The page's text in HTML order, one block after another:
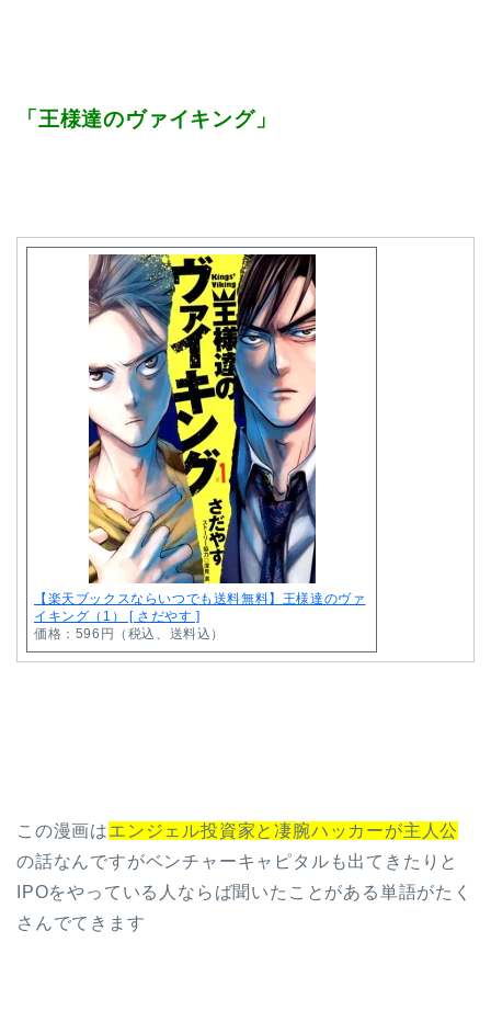
「王様達のヴァイキング」
【楽天ブックスならいつでも送料無料】王様達のヴァ
イキング（1） [ さだやす ]
価格：596円（税込、送料込）
この漫画はエンジェル投資家と凄腕ハッカーが主人公
の話なんですがベンチャーキャピタルも出てきたりと
IPOをやっている人ならば聞いたことがある単語がたく
さんでてきます